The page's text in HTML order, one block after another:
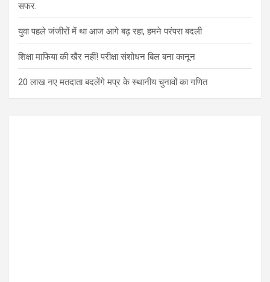
सफर.
युवा पहले जंजीरों में था आज आगे बढ़ रहा, हमने परंपरा बदली
शिक्षा माफिया की खैर नहीं! परीक्षा संशोधन बिल बना कानून
20 लाख नए मतदाता बदलेंगे मप्र के स्थानीय चुनावों का गणित